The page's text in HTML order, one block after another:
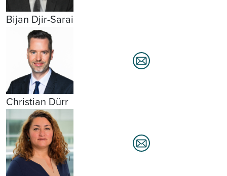
Bijan Djir-Sarai
Christian Dürr